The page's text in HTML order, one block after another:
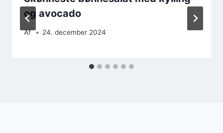
og avocado
Af 24. december 2024